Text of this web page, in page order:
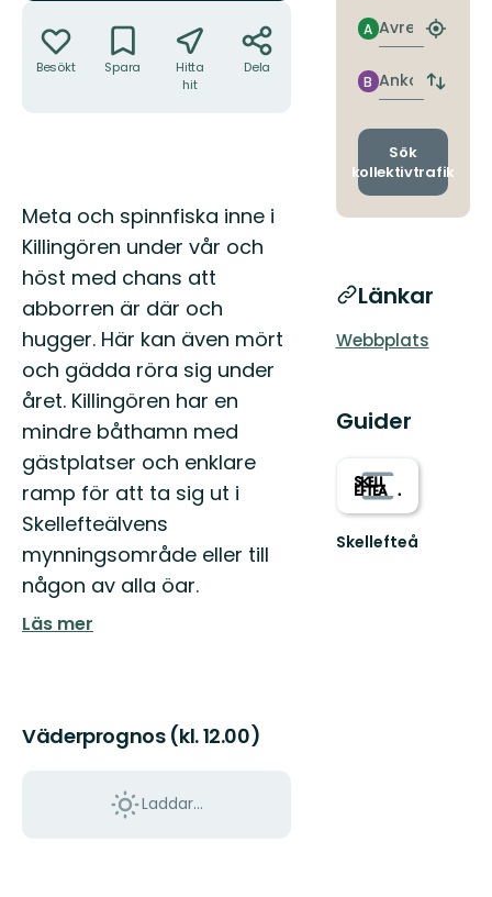
Besökt Spara
Hitta
hit
Dela
Beskrivning
Meta och spinnfiska inne i
Killingören under vår och
höst med chans att
abborren är där och
hugger. Här kan även mört
och gädda röra sig under
året. Killingören har en
mindre båthamn med
gästplatser och enklare
ramp för att ta sig ut i
Skellefteälvens
mynningsområde eller till
någon av alla öar.
Läs mer
Väderprognos (kl. 12.00)
Laddar...
Avresa
A
Hitta
Ankomst
B
Byt
och
Sök
kollektivtrafik
Länkar
Webbplats
Guider
Skellefteå